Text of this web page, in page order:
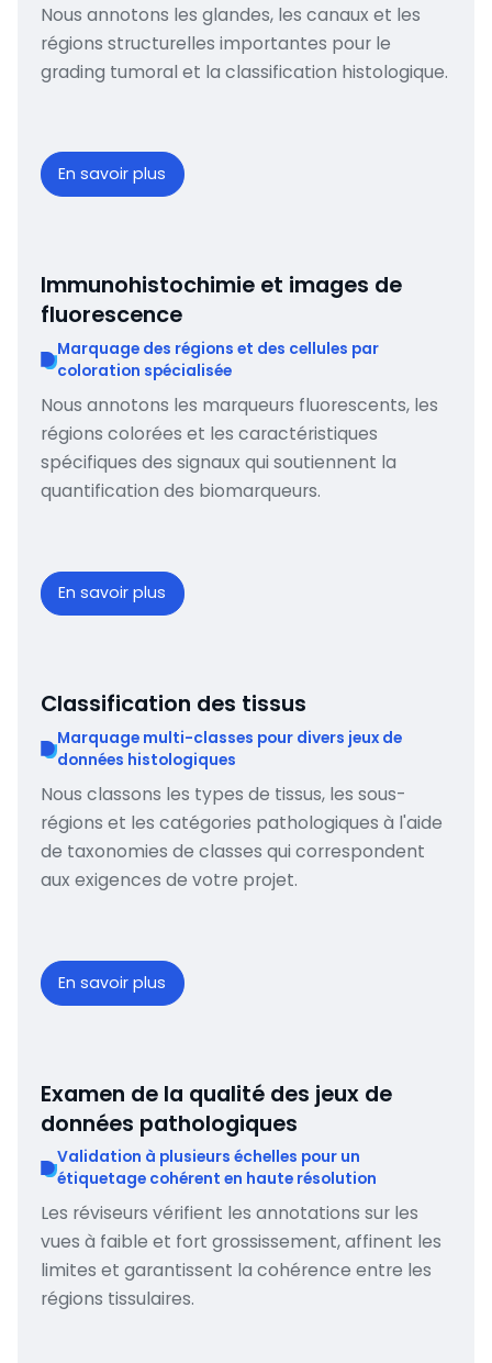
Nous annotons les glandes, les canaux et les
régions structurelles importantes pour le
grading tumoral et la classification histologique.
En savoir plus
Immunohistochimie et images de
fluorescence
Marquage des régions et des cellules par
coloration spécialisée
Nous annotons les marqueurs fluorescents, les
régions colorées et les caractéristiques
spécifiques des signaux qui soutiennent la
quantification des biomarqueurs.
En savoir plus
Classification des tissus
Marquage multi-classes pour divers jeux de
données histologiques
Nous classons les types de tissus, les sous-
régions et les catégories pathologiques à l'aide
de taxonomies de classes qui correspondent
aux exigences de votre projet.
En savoir plus
Examen de la qualité des jeux de
données pathologiques
Validation à plusieurs échelles pour un
étiquetage cohérent en haute résolution
Les réviseurs vérifient les annotations sur les
vues à faible et fort grossissement, affinent les
limites et garantissent la cohérence entre les
régions tissulaires.